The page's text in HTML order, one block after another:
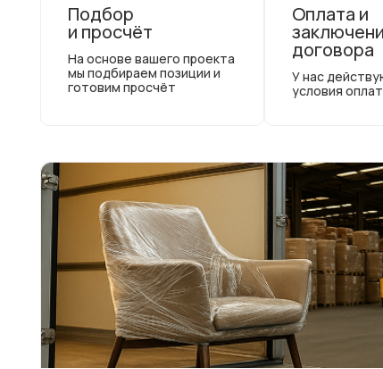
Подбор
и просчёт
На основе вашего проекта
мы подбираем позиции и
готовим просчёт
Оплата и
договора
У нас
условия